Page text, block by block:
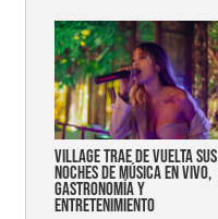
Village trae de vuelta sus
noches de música en vivo,
gastronomía y
entretenimiento